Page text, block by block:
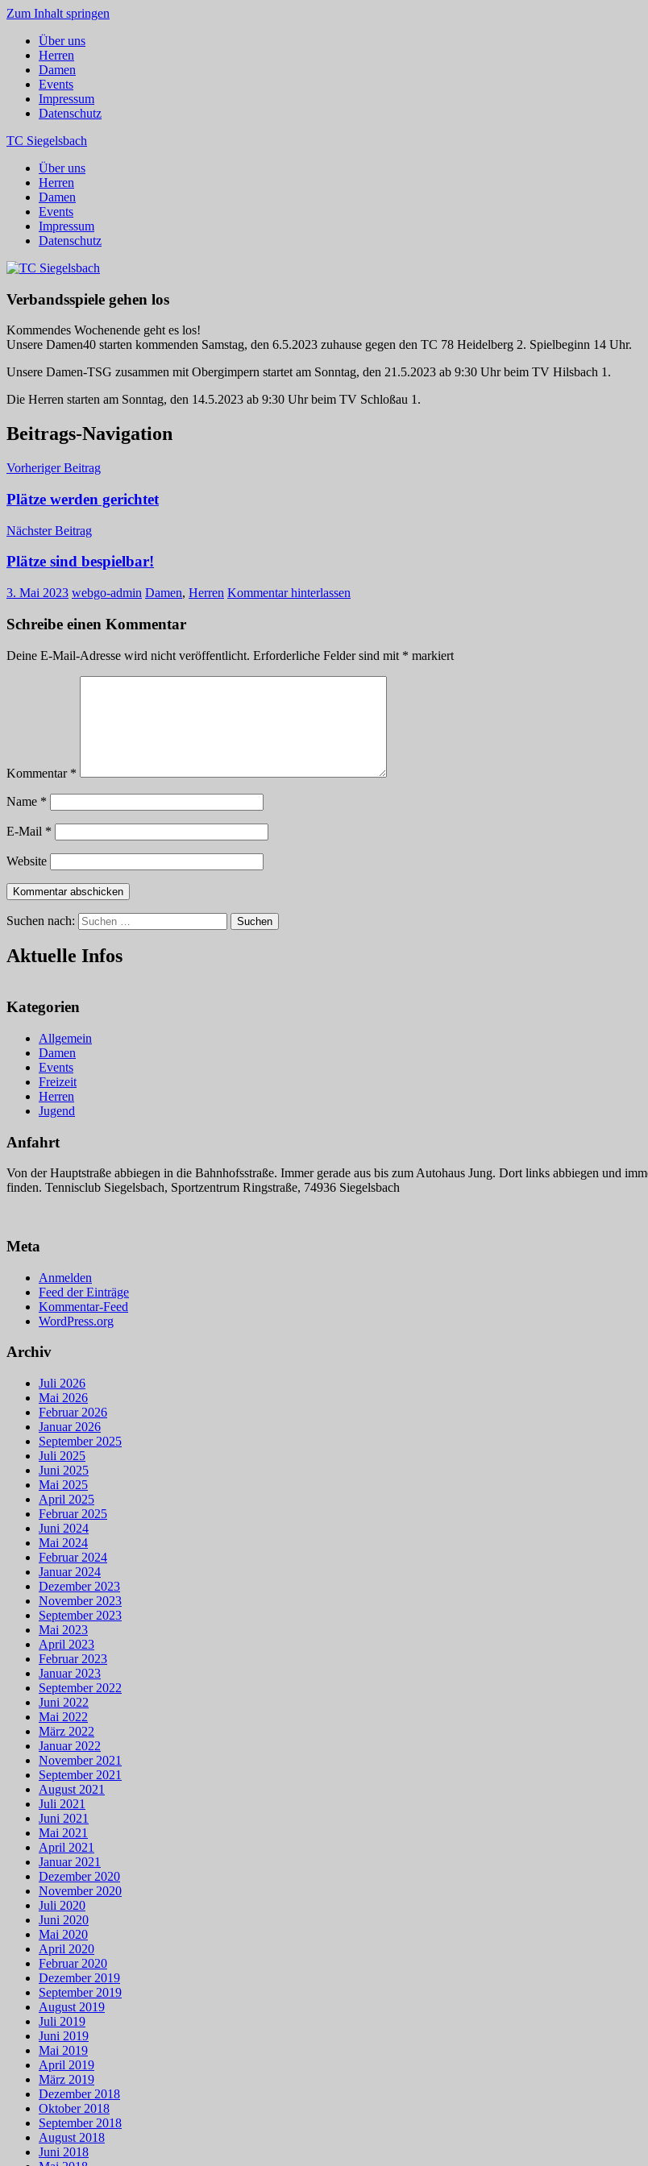
Zum Inhalt springen
Über uns
Herren
Damen
Events
Impressum
Datenschutz
TC Siegelsbach
Über uns
Herren
Damen
Events
Impressum
Datenschutz
Verbandsspiele gehen los
Kommendes Wochenende geht es los!
Unsere Damen40 starten kommenden Samstag, den 6.5.2023 zuhause gegen den TC 78 Heidelberg 2. Spielbeginn 14 Uhr.
Unsere Damen-TSG zusammen mit Obergimpern startet am Sonntag, den 21.5.2023 ab 9:30 Uhr beim TV Hilsbach 1.
Die Herren starten am Sonntag, den 14.5.2023 ab 9:30 Uhr beim TV Schloßau 1.
Beitrags-Navigation
Vorheriger Beitrag
Plätze werden gerichtet
Nächster Beitrag
Plätze sind bespielbar!
3. Mai 2023 webgo-admin Damen, Herren Kommentar hinterlassen
Schreibe einen Kommentar
Deine E-Mail-Adresse wird nicht veröffentlicht. Erforderliche Felder sind mit * markiert
Kommentar *
Name *
E-Mail *
Website
Suchen nach: Suchen
Aktuelle Infos
Kategorien
Allgemein
Damen
Events
Freizeit
Herren
Jugend
Anfahrt
Von der Hauptstraße abbiegen in die Bahnhofsstraße. Immer gerade aus bis zum Autohaus Jung. Dort links abbiegen und
finden. Tennisclub Siegelsbach, Sportzentrum Ringstraße, 74936 Siegelsbach
Meta
Anmelden
Feed der Einträge
Kommentar-Feed
WordPress.org
Archiv
Juli 2026
Mai 2026
Februar 2026
Januar 2026
September 2025
Juli 2025
Juni 2025
Mai 2025
April 2025
Februar 2025
Juni 2024
Mai 2024
Februar 2024
Januar 2024
Dezember 2023
November 2023
September 2023
Mai 2023
April 2023
Februar 2023
Januar 2023
September 2022
Juni 2022
Mai 2022
März 2022
Januar 2022
November 2021
September 2021
August 2021
Juli 2021
Juni 2021
Mai 2021
April 2021
Januar 2021
Dezember 2020
November 2020
Juli 2020
Juni 2020
Mai 2020
April 2020
Februar 2020
Dezember 2019
September 2019
August 2019
Juli 2019
Juni 2019
Mai 2019
April 2019
März 2019
Dezember 2018
Oktober 2018
September 2018
August 2018
Juni 2018